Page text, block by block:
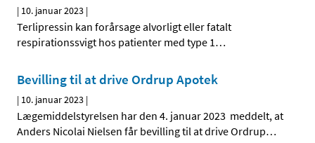
| 10. januar 2023 |
Terlipressin kan forårsage alvorligt eller fatalt
respirationssvigt hos patienter med type 1…
Bevilling til at drive Ordrup Apotek
| 10. januar 2023 |
Lægemiddelstyrelsen har den 4. januar 2023 meddelt, at
Anders Nicolai Nielsen får bevilling til at drive Ordrup…